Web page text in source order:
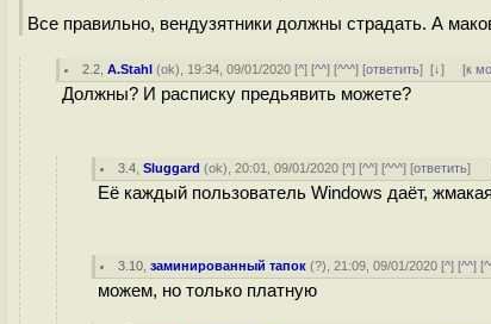
Все правильно, вендузятники должны страдать. А
2.2 ,A.Stahl (ok), 19:34, 09/01/2020 [^] [^^] [^^^] [ответить][↓] [к
Должны? И расписку предьявить можете?
3.4 ,Sluggard (ok), 20:01, 09/01/2020 [^] [^^] [^^^] [ответить]
Её каждый пользователь Windows даёт,
3.10 ,заминированный тапок (?), 21:09, 09/01/2020 [^] [^^] [
можем, но только платную